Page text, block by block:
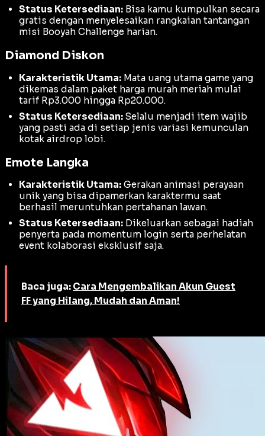
Status Ketersediaan: Bisa kamu kumpulkan secara
gratis dengan menyelesaikan rangkaian tantangan
misi Booyah Challenge harian.
Diamond Diskon
Karakteristik Utama: Mata uang utama game yang
dikemas dalam paket harga murah meriah mulai
tarif Rp3.000 hingga Rp20.000.
Status Ketersediaan: Selalu menjadi item wajib
yang pasti ada di setiap jenis variasi kemunculan
kotak airdrop lobi.
Emote Langka
Karakteristik Utama: Gerakan animasi perayaan
unik yang bisa dipamerkan karaktermu saat
berhasil meruntuhkan pertahanan lawan.
Status Ketersediaan: Dikeluarkan sebagai hadiah
penyerta pada momentum login serta perhelatan
event kolaborasi eksklusif saja.
Baca juga: Cara Mengembalikan Akun Guest
FF yang Hilang, Mudah dan Aman!